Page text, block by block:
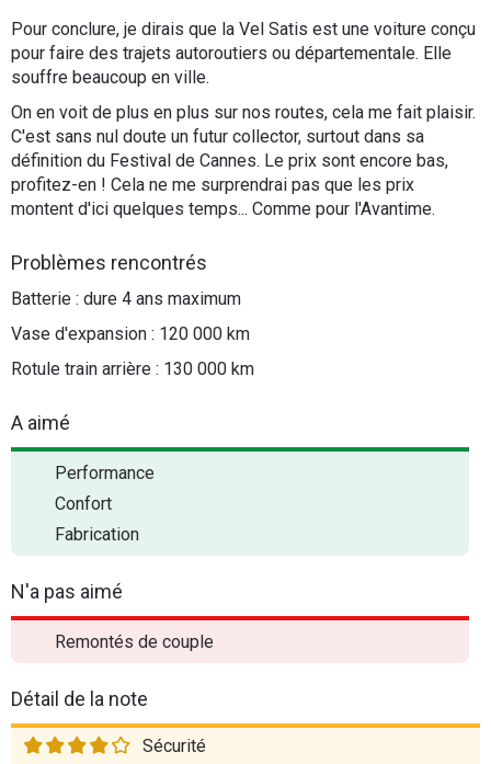
Pour conclure, je dirais que la Vel Satis est une voiture conçu
pour faire des trajets autoroutiers ou départementale. Elle
souffre beaucoup en ville.
On en voit de plus en plus sur nos routes, cela me fait plaisir.
C'est sans nul doute un futur collector, surtout dans sa
définition du Festival de Cannes. Le prix sont encore bas,
profitez-en ! Cela ne me surprendrai pas que les prix
montent d'ici quelques temps... Comme pour l'Avantime.
Problèmes rencontrés
Batterie : dure 4 ans maximum
Vase d'expansion : 120 000 km
Rotule train arrière : 130 000 km
A aimé
Performance
Confort
Fabrication
N'a pas aimé
Remontés de couple
Détail de la note
Sécurité